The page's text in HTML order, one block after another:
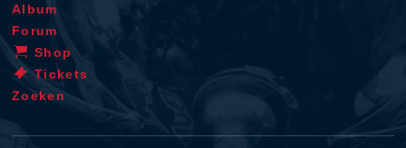
Album
Forum
Shop
Tickets
Zoeken